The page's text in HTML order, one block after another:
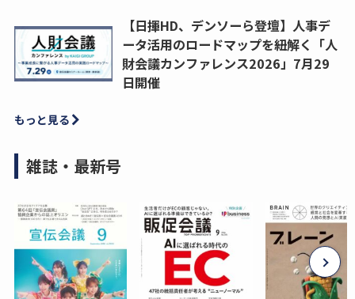
【日揮HD、デンソーら登壇】人事デ
ータ活用のロードマップを紐解く「人
財会議カンファレンス2026」7月29
日開催
もっと見る
雑誌・最新号